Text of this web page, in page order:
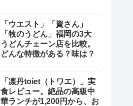
「ウエスト」「資さん」
「牧のうどん」福岡の3大
うどんチェーン店を比較。
どんな特徴がある？味は？
「凛丹toiet（トワエ）」実
食レビュー。絶品の高級中
華ランチが1,200円から、お